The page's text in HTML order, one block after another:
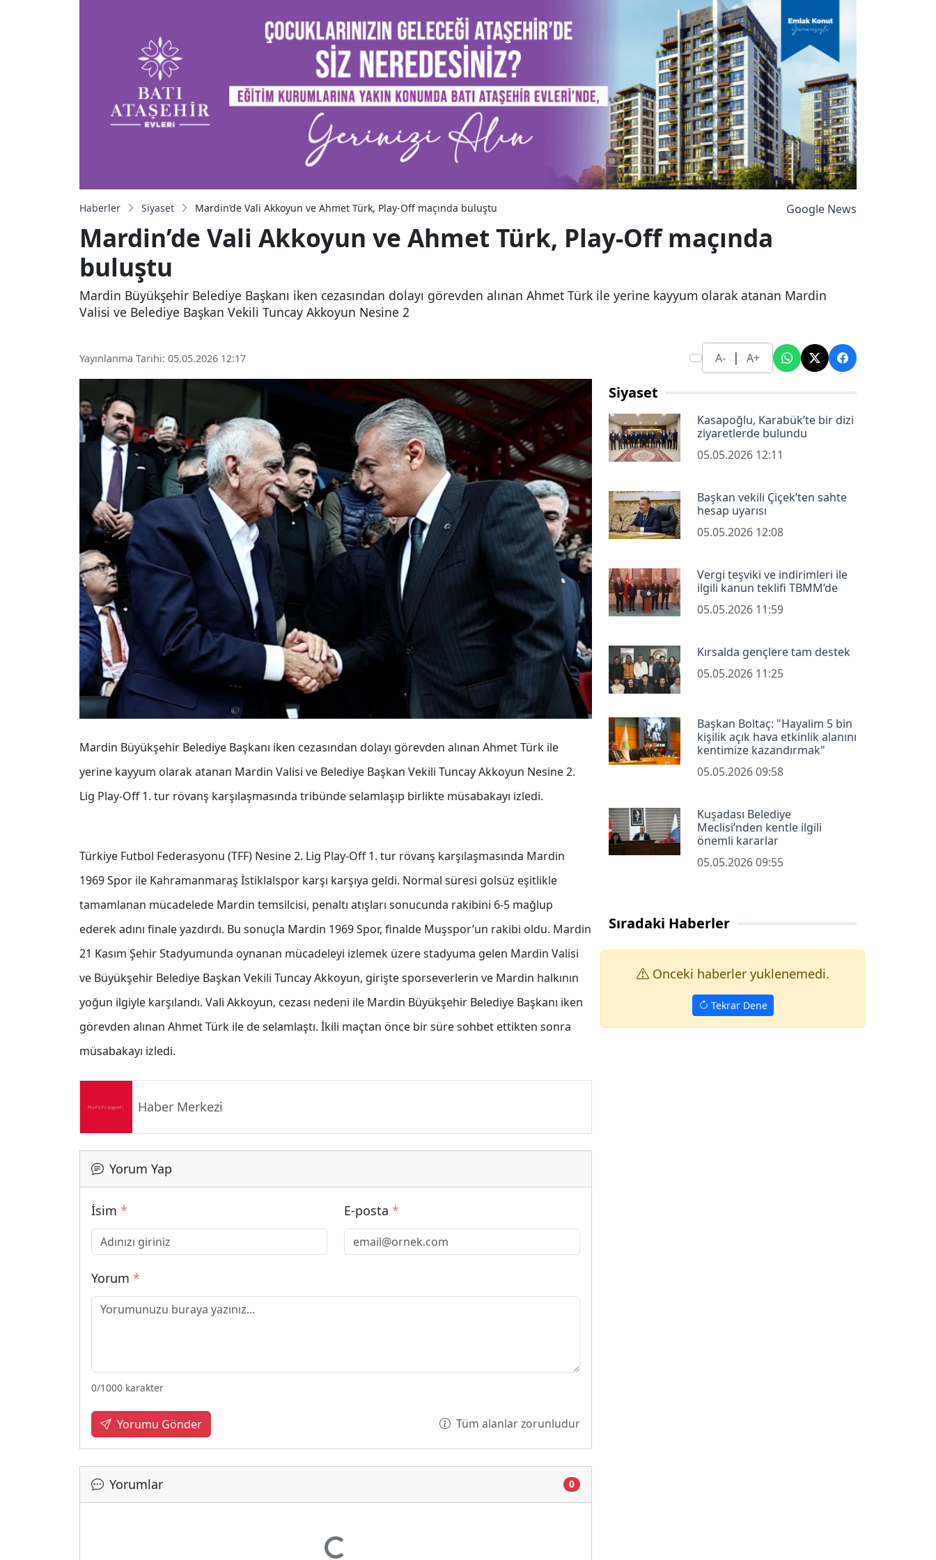
Haberler Siyaset Mardin’de Vali Akkoyun ve Ahmet Türk, Play-Off maçında buluştu Google News
Mardin’de Vali Akkoyun ve Ahmet Türk, Play-Off maçında
buluştu
Mardin Büyükşehir Belediye Başkanı iken cezasından dolayı görevden alınan Ahmet Türk ile yerine kayyum olarak atanan Mardin
Valisi ve Belediye Başkan Vekili Tuncay Akkoyun Nesine 2
Yayınlanma Tarihi: 05.05.2026 12:17 A- | A+
Mardin Büyükşehir Belediye Başkanı iken cezasından dolayı görevden alınan Ahmet Türk ile
yerine kayyum olarak atanan Mardin Valisi ve Belediye Başkan Vekili Tuncay Akkoyun Nesine 2.
Lig Play-Off 1. tur rövanş karşılaşmasında tribünde selamlaşıp birlikte müsabakayı izledi.
Türkiye Futbol Federasyonu (TFF) Nesine 2. Lig Play-Off 1. tur rövanş karşılaşmasında Mardin
1969 Spor ile Kahramanmaraş İstiklalspor karşı karşıya geldi. Normal süresi golsüz eşitlikle
tamamlanan mücadelede Mardin temsilcisi, penaltı atışları sonucunda rakibini 6-5 mağlup
ederek adını finale yazdırdı. Bu sonuçla Mardin 1969 Spor, finalde Muşspor’un rakibi oldu. Mardin
21 Kasım Şehir Stadyumunda oynanan mücadeleyi izlemek üzere stadyuma gelen Mardin Valisi
ve Büyükşehir Belediye Başkan Vekili Tuncay Akkoyun, girişte sporseverlerin ve Mardin halkının
yoğun ilgiyle karşılandı. Vali Akkoyun, cezası nedeni ile Mardin Büyükşehir Belediye Başkanı iken
görevden alınan Ahmet Türk ile de selamlaştı. İkili maçtan önce bir süre sohbet ettikten sonra
müsabakayı izledi.
Haber Merkezi
Yorum Yap
İsim * E-posta *
Yorum *
0/1000 karakter
Yorumu Gönder Tüm alanlar zorunludur
Yorumlar 0
Yükleniyor...
Siyaset
Kasapoğlu, Karabük’te bir dizi
ziyaretlerde bulundu
05.05.2026 12:11
Başkan vekili Çiçek’ten sahte
hesap uyarısı
05.05.2026 12:08
Vergi teşviki ve indirimleri ile
ilgili kanun teklifi TBMM’de
05.05.2026 11:59
Kırsalda gençlere tam destek
05.05.2026 11:25
Başkan Boltaç: "Hayalim 5 bin
kişilik açık hava etkinlik alanını
kentimize kazandırmak"
05.05.2026 09:58
Kuşadası Belediye
Meclisi’nden kentle ilgili
önemli kararlar
05.05.2026 09:55
Sıradaki Haberler
Onceki haberler yuklenemedi.
Tekrar Dene